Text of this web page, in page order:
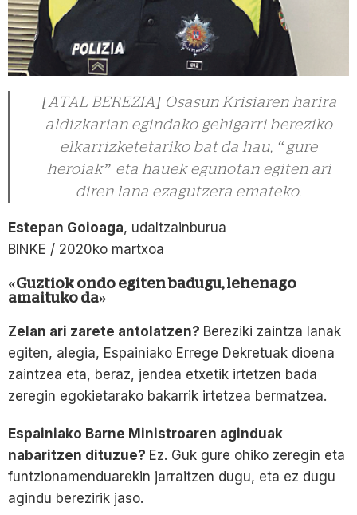
[ATAL BEREZIA] Osasun Krisiaren harira
aldizkarian egindako gehigarri bereziko
elkarrizketetariko bat da hau, “gure
heroiak” eta hauek egunotan egiten ari
diren lana ezagutzera emateko.
Estepan Goioaga, udaltzainburua
BINKE / 2020ko martxoa
«Guztiok ondo egiten badugu, lehenago
amaituko da»
Zelan ari zarete antolatzen? Bereziki zaintza lanak
egiten, alegia, Espainiako Errege Dekretuak dioena
zaintzea eta, beraz, jendea etxetik irtetzen bada
zeregin egokietarako bakarrik irtetzea bermatzea.
Espainiako Barne Ministroaren aginduak
nabaritzen dituzue? Ez. Guk gure ohiko zeregin eta
funtzionamenduarekin jarraitzen dugu, eta ez dugu
agindu berezirik jaso.